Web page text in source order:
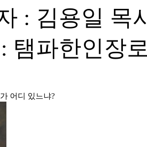
: 김용일 목
탬파한인장
어디 있느냐?